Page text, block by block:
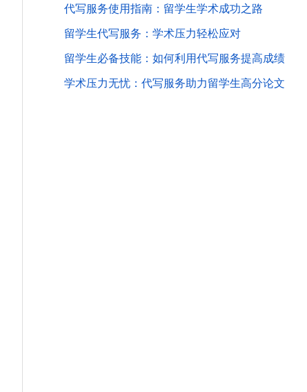
代写服务使用指南：留学生学术成功之路
留学生代写服务：学术压力轻松应对
留学生必备技能：如何利用代写服务提高成绩
学术压力无忧：代写服务助力留学生高分论文